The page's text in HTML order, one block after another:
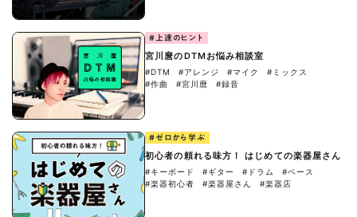
#上達のヒント
宮川麿のDTMお悩み相談室
#DTM #アレンジ #マイク
#ミックス
#作曲
#宮川麿 #録音
#ゼロから学ぶ
初心者の頼れる味方！ はじめての楽器屋さん
#キーボード #ギター #ドラム
#ベース
#楽器初心者
#楽器屋さん #楽器店